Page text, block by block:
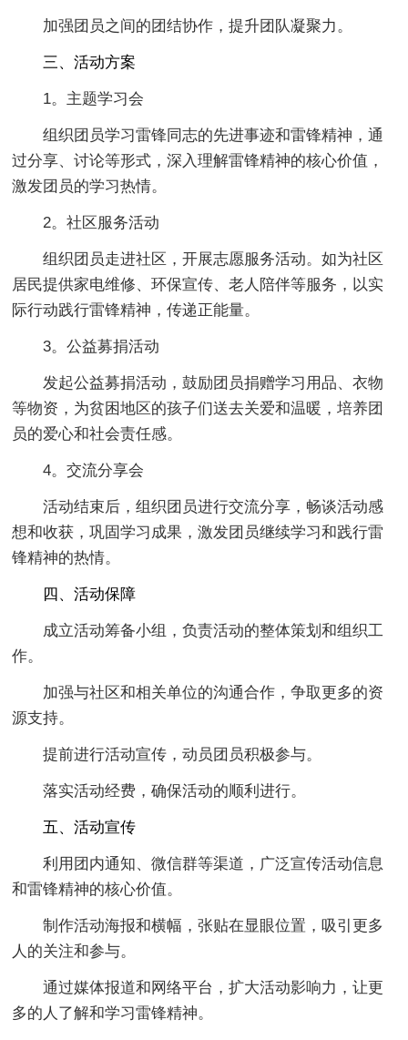
加强团员之间的团结协作，提升团队凝聚力。
三、活动方案
1。主题学习会
组织团员学习雷锋同志的先进事迹和雷锋精神，通
过分享、讨论等形式，深入理解雷锋精神的核心价值，
激发团员的学习热情。
2。社区服务活动
组织团员走进社区，开展志愿服务活动。如为社区
居民提供家电维修、环保宣传、老人陪伴等服务，以实
际行动践行雷锋精神，传递正能量。
3。公益募捐活动
发起公益募捐活动，鼓励团员捐赠学习用品、衣物
等物资，为贫困地区的孩子们送去关爱和温暖，培养团
员的爱心和社会责任感。
4。交流分享会
活动结束后，组织团员进行交流分享，畅谈活动感
想和收获，巩固学习成果，激发团员继续学习和践行雷
锋精神的热情。
四、活动保障
成立活动筹备小组，负责活动的整体策划和组织工
作。
加强与社区和相关单位的沟通合作，争取更多的资
源支持。
提前进行活动宣传，动员团员积极参与。
落实活动经费，确保活动的顺利进行。
五、活动宣传
利用团内通知、微信群等渠道，广泛宣传活动信息
和雷锋精神的核心价值。
制作活动海报和横幅，张贴在显眼位置，吸引更多
人的关注和参与。
通过媒体报道和网络平台，扩大活动影响力，让更
多的人了解和学习雷锋精神。